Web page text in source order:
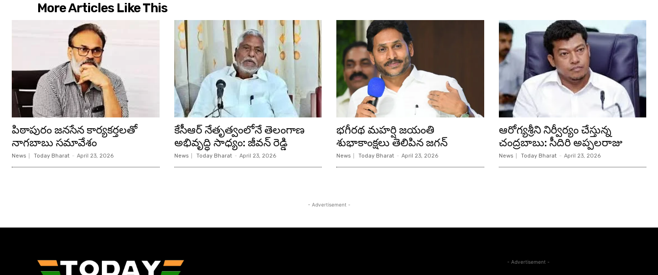
More Articles Like This
పిఠాపురం జనసేన కార్యకర్తలతో
నాగబాబు సమావేశం
News Today Bharat - April 23, 2026
కేసీఆర్ నేతృత్వంలోనే తెలంగాణ
అభివృద్ధి సాధ్యం: జీవన్ రెడ్డి
News Today Bharat - April 23, 2026
భగీరథ మహర్షి జయంతి
శుభాకాంక్షలు తెలిపిన జగన్‌
News Today Bharat - April 23, 2026
ఆరోగ్యశ్రీని నిర్వీర్యం చేస్తున్న
చంద్రబాబు: సీదిరి అప్పలరాజు
News Today Bharat - April 23, 2026
- Advertisement -
- Advertisement -